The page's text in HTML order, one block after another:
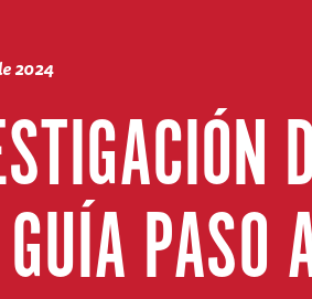
2024
PASO